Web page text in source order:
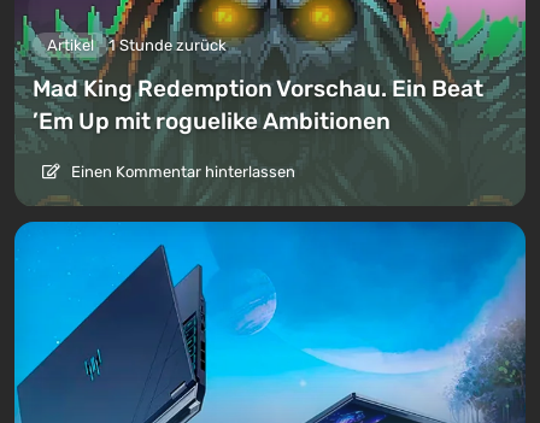
Artikel 1 Stunde zurück
Mad King Redemption Vorschau. Ein Beat
’Em Up mit roguelike Ambitionen
Einen Kommentar hinterlassen